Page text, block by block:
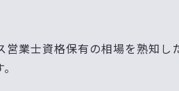
営業士資格保有の相場を熟知し